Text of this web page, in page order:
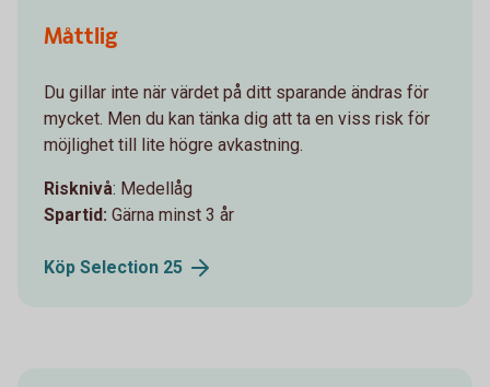
Måttlig
Du gillar inte när värdet på ditt sparande ändras för
mycket. Men du kan tänka dig att ta en viss risk för
möjlighet till lite högre avkastning.
Risknivå: Medellåg
Spartid: Gärna minst 3 år
Köp Selection 25